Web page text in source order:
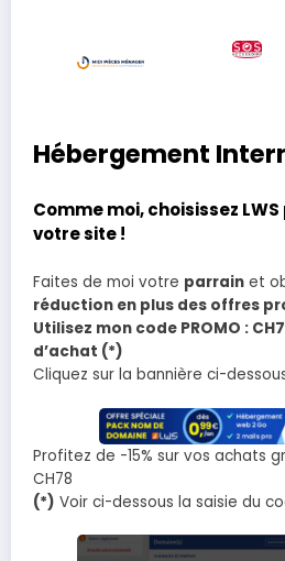
Hébergement
Comme moi, choisissez
votre site !
Faites de moi votre parrain et
réduction en plus des offres
Utilisez mon code PROMO :
d’achat (*)
Cliquez sur la bannière ci-
Profitez de -15% sur vos achats
CH78
(*) Voir ci-dessous la saisie du